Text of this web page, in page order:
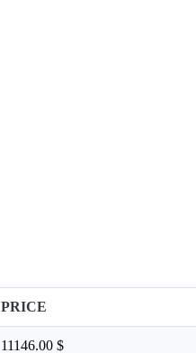
PRICE
11146.00 $